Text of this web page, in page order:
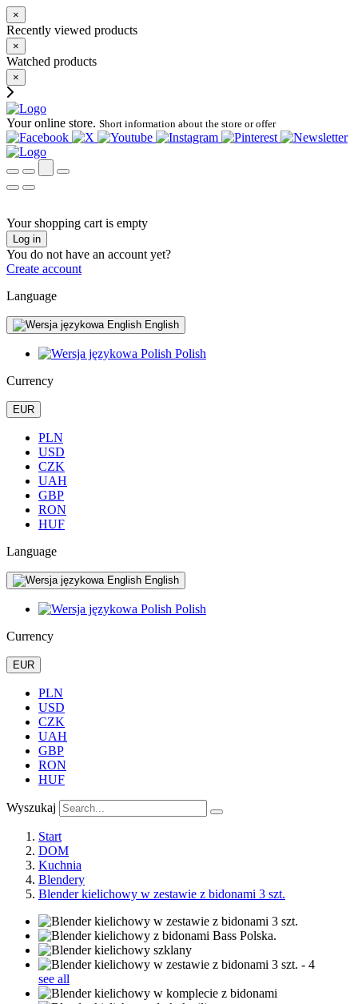
×
Recently viewed products
×
Watched products
×
Your online store. Short information about the store or offer
Your shopping cart is empty
Log in
You do not have an account yet?
Create account
Language
English
Polish
Currency
EUR
PLN
USD
CZK
UAH
GBP
RON
HUF
Language
English
Polish
Currency
EUR
PLN
USD
CZK
UAH
GBP
RON
HUF
Wyszukaj
Start
DOM
Kuchnia
Blendery
Blender kielichowy w zestawie z bidonami 3 szt.
see all